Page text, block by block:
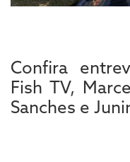
Confira
Fish TV,
Sanches e